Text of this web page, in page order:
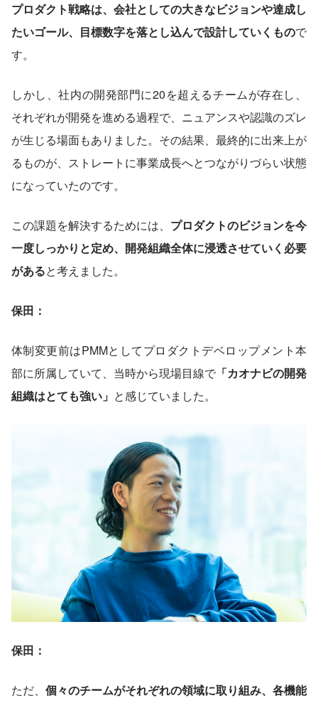
プロダクト戦略は、会社としての大きなビジョンや達成し
たいゴール、目標数字を落とし込んで設計していくもので
す。
しかし、社内の開発部門に20を超えるチームが存在し、
それぞれが開発を進める過程で、ニュアンスや認識のズレ
が生じる場面もありました。その結果、最終的に出来上が
るものが、ストレートに事業成長へとつながりづらい状態
になっていたのです。
この課題を解決するためには、 プロダクトのビジョンを今
一度しっかりと定め、開発組織全体に浸透させていく必要
があると考えました。
保田：
体制変更前はPMMとしてプロダクトデベロップメント本
部に所属していて、当時から現場目線で 「カオナビの開発
組織はとても強い」 と感じていました。
保田：
ただ、 個々のチームがそれぞれの領域に取り組み、各機能